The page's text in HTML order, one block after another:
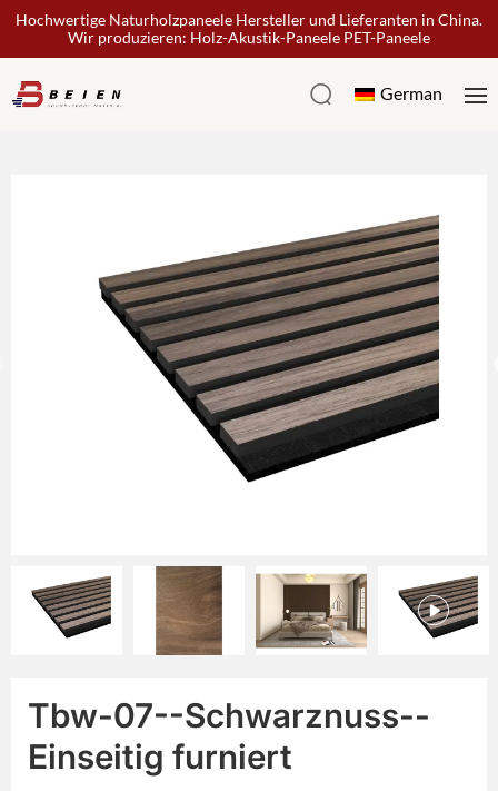
Hochwertige Naturholzpaneele Hersteller und Lieferanten in China.
Wir produzieren: Holz-Akustik-Paneele PET-Paneele
German
Tbw-07--Schwarznuss--
Einseitig furniert